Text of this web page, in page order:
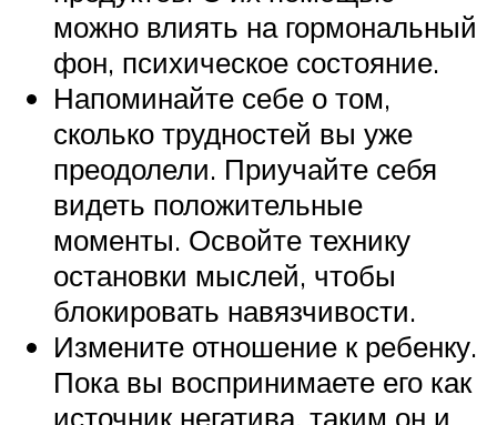
можно влиять на гормональный
фон, психическое состояние.
Напоминайте себе о том,
сколько трудностей вы уже
преодолели. Приучайте себя
видеть положительные
моменты. Освойте технику
остановки мыслей, чтобы
блокировать навязчивости.
Измените отношение к ребенку.
Пока вы воспринимаете его как
источник негатива, таким он и